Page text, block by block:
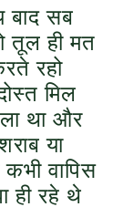
सब
तूल ही मत
रहो
मिल
था और
या
वापिस
ही रहे थे